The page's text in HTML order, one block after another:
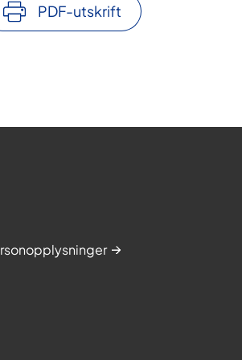
PDF-utskrift